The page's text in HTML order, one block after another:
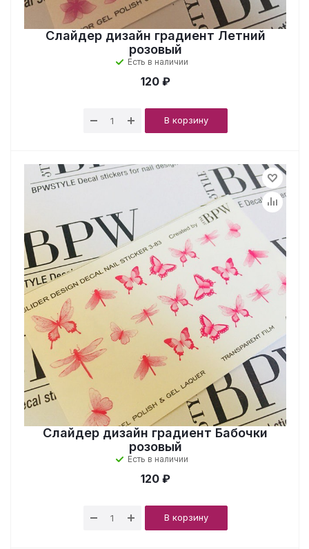
Слайдер дизайн градиент Летний
розовый
Есть в наличии
120 ₽
В корзину
Слайдер дизайн градиент Бабочки
розовый
Есть в наличии
120 ₽
В корзину